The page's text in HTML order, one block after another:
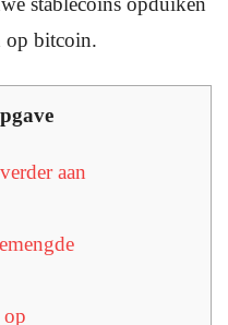
op bitcoin.
aan
op